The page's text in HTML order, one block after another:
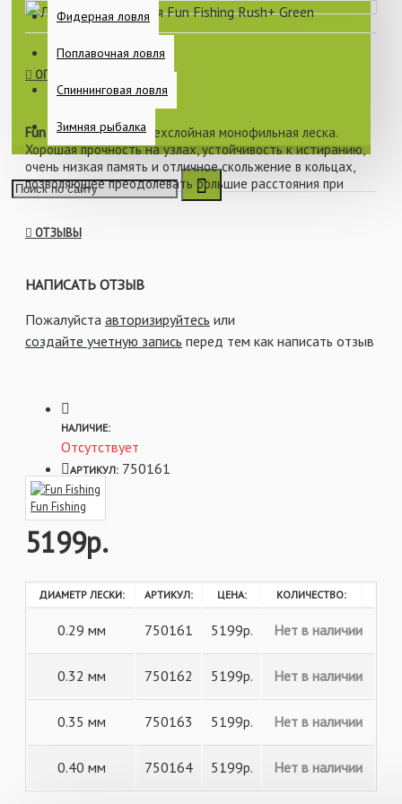
Фидерная ловля
Поплавочная ловля
Спиннинговая ловля
Зимняя рыбалка
ОПИСАНИЕ
Fun Fishing Rush+- трехслойная монофильная леска.
Хорошая прочность на узлах, устойчивость к истиранию,
очень низкая память и отличное скольжение в кольцах,
позволяющее преодолевать большие расстояния при
броске. После экструзии леска серии Rush+ покрывается
Характеристики:
- Размотка: 1000 м.
- Разрывная нагрузка:
0.29 мм - 6,9 кг
0.32 мм - 8,9 кг
0.35 мм - 9,9 кг
0.40 мм - 12,1 кг
ОТЗЫВЫ
НАПИСАТЬ ОТЗЫВ
Пожалуйста авторизируйтесь или
создайте учетную запись перед тем как написать отзыв
5199р.
НАЛИЧИЕ:
Отсутствует
АРТИКУЛ: 750161
Fun Fishing
ДИАМЕТР ЛЕСКИ: АРТИКУЛ: ЦЕНА: КОЛИЧЕСТВО:
0.29 мм 750161 5199р. Нет в наличии
0.32 мм 750162 5199р. Нет в наличии
0.35 мм 750163 5199р. Нет в наличии
0.40 мм 750164 5199р. Нет в наличии